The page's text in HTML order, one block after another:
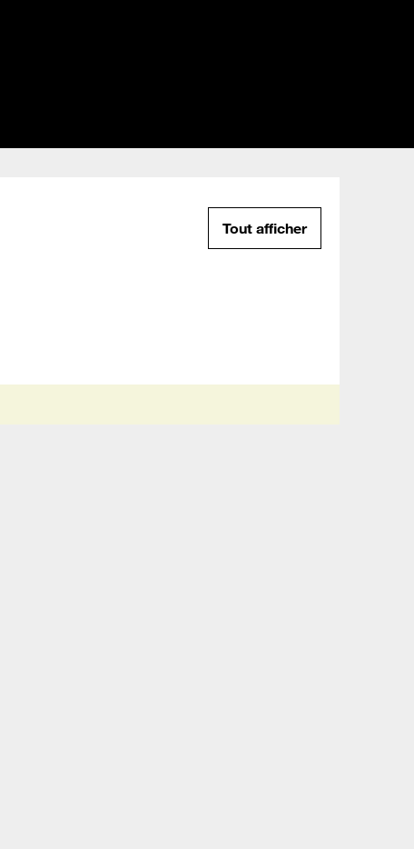
Tout afficher